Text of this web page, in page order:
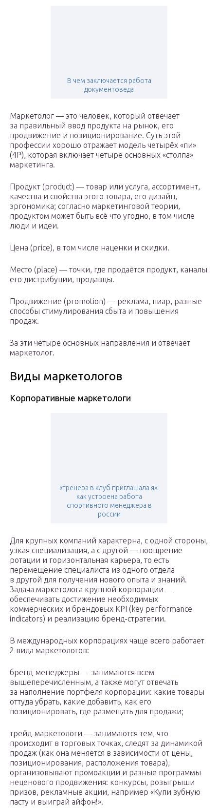
В чем заключается работа
документоведа
Маркетолог — это человек, который отвечает
за правильный ввод продукта на рынок, его
продвижение и позиционирование. Суть этой
профессии хорошо отражает модель четырёх «пи»
(4P), которая включает четыре основных «столпа»
маркетинга.
Продукт (product) — товар или услуга, ассортимент,
качества и свойства этого товара, его дизайн,
эргономика; согласно маркетинговой теории,
продуктом может быть всё что угодно, в том числе
люди и идеи.
Цена (price), в том числе наценки и скидки.
Место (place) — точки, где продаётся продукт, каналы
его дистрибуции, продавцы.
Продвижение (promotion) — реклама, пиар, разные
способы стимулирования сбыта и повышения
продаж.
За эти четыре основных направления и отвечает
маркетолог.
Виды маркетологов
Корпоративные маркетологи
«тренера в клуб приглашала я»:
как устроена работа
спортивного менеджера в
россии
Для крупных компаний характерна, с одной стороны,
узкая специализация, а с другой — поощрение
ротации и горизонтальная карьера, то есть
перемещение специалиста из одного отдела
в другой для получения нового опыта и знаний.
Задача маркетолога крупной корпорации —
обеспечивать достижение необходимых
коммерческих и брендовых KPI (key performance
indicators) и реализацию бренд-стратегии.
В международных корпорациях чаще всего работает
2 вида маркетологов:
бренд-менеджеры — занимаются всем
вышеперечисленным, а также могут отвечать
за наполнение портфеля корпорации: какие товары
оттуда убрать, какие добавить, как его
позиционировать, где размещать для продажи;
трейд-маркетологи — занимаются тем, что
происходит в торговых точках, следят за динамикой
продаж (как она меняется в зависимости от цены,
позиционирования, расположения товара),
организовывают промоакции и разные программы
неценового продвижения: конкурсы, розыгрыши
призов, рекламные акции, например «Купи зубную
пасту и выиграй айфон!».